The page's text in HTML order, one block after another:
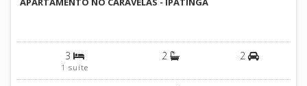
3
1 suíte
2 2